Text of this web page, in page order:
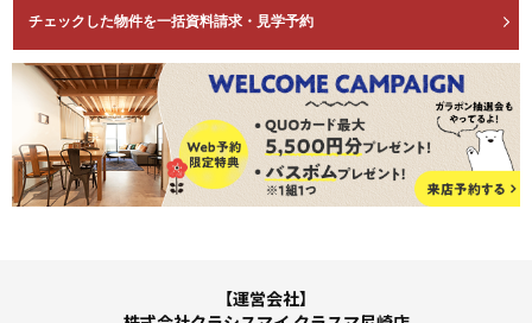
【運営会社】